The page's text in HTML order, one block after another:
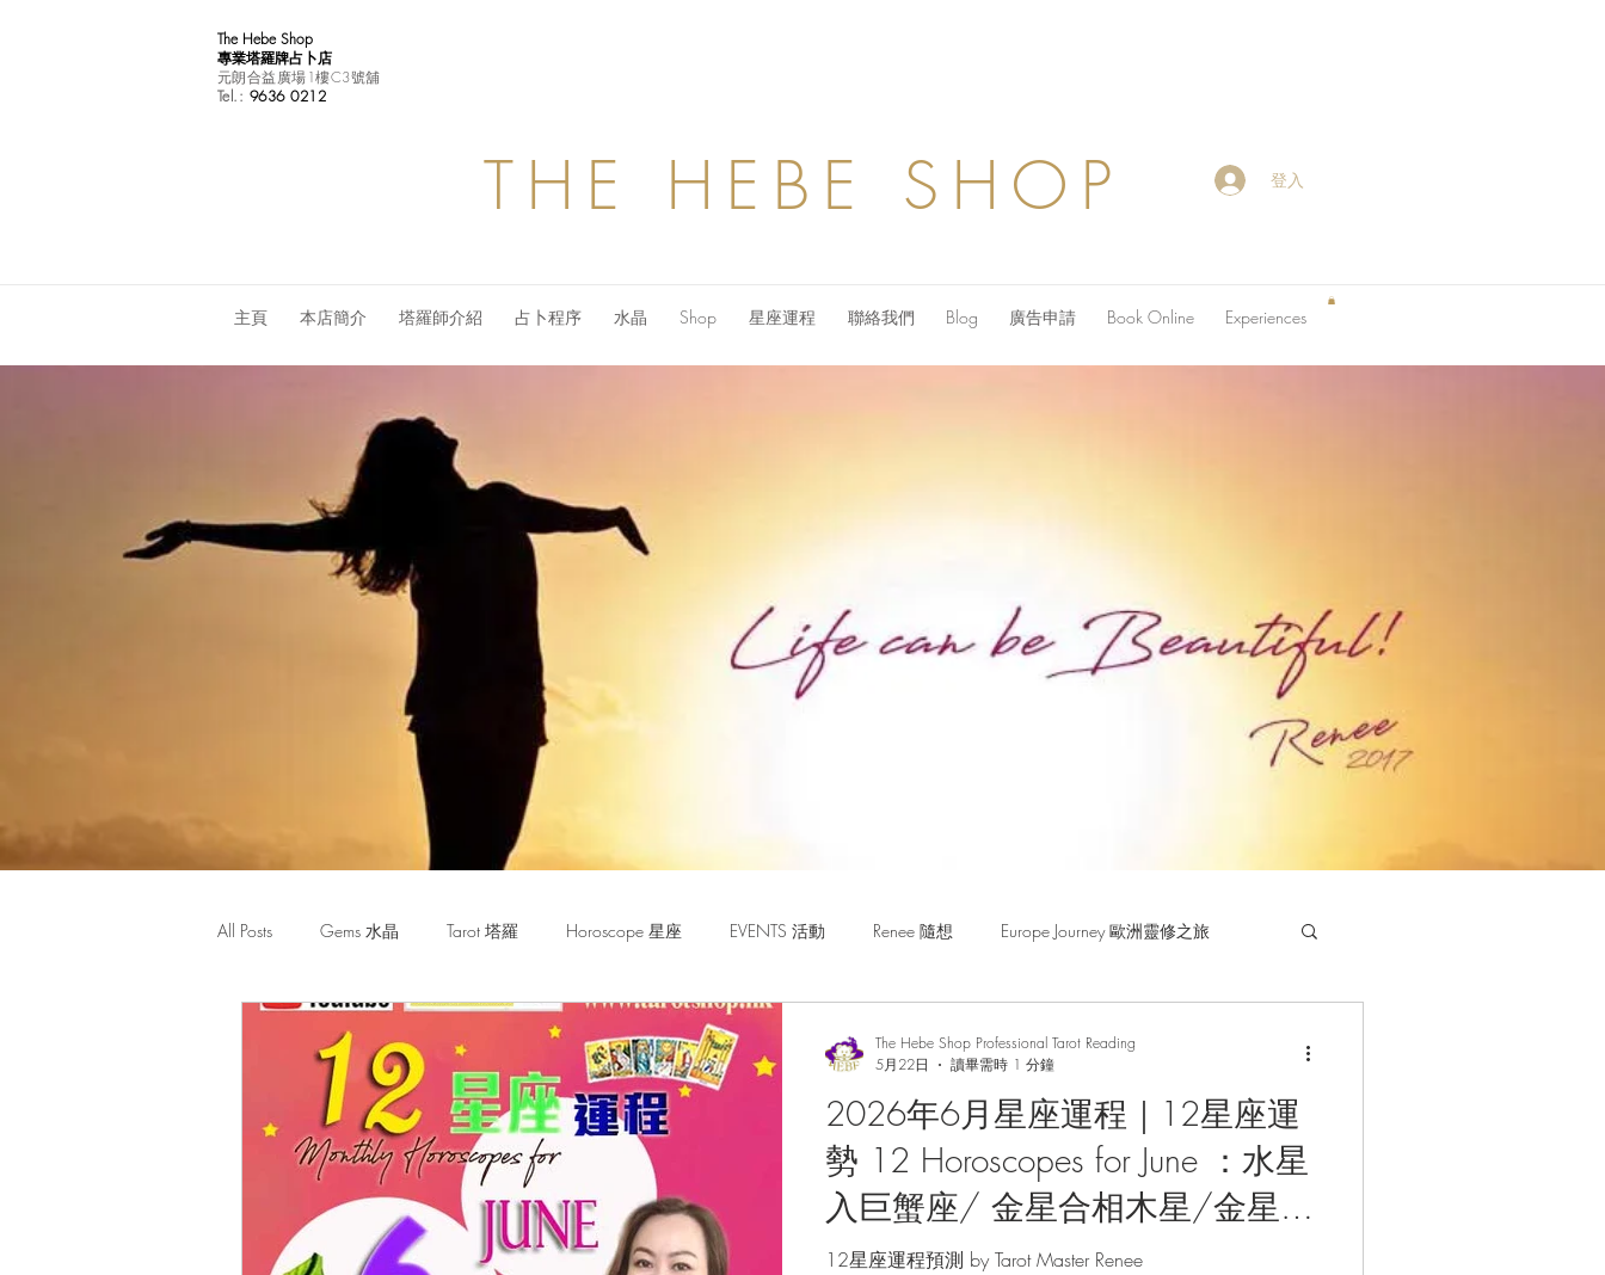
The Hebe Shop
專業塔羅牌占卜店
元朗合益廣場1樓C3號舖
Tel.: 9636 0212
THE HEBE SHOP 登入
主頁 本店簡介 塔羅師介紹 占卜程序 水晶 Shop 星座運程 聯絡我們 Blog 廣告申請 Book Online Experiences
All Posts Gems 水晶 Tarot 塔羅 Horoscope 星座 EVENTS 活動 Renee 隨想 Europe Journey 歐洲靈修之旅
Monthly Horoscope 每月星座運程
2026年6月星座運程｜12星座運
勢 12 Horoscopes for June ：水星
入巨蟹座/ 金星合相木星/金星入
獅子座/星座預測/ 幸運水晶/塔
12星座運程預測 by Tarot Master Renee
The Hebe Shop Professional Tarot Reading
5月22日
讀畢需時 1 分鐘